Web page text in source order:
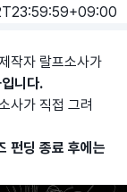
작자 랄프소사가
니다.
사가 직접 그려
펀딩 종료 후에는